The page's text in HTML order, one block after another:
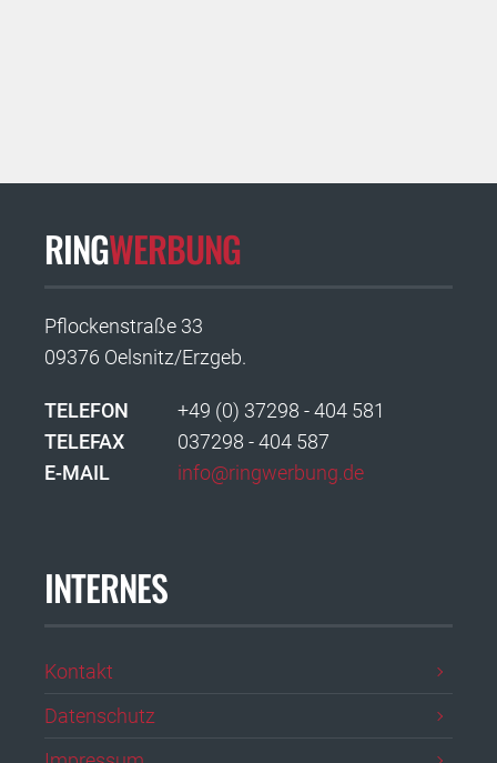
RINGWERBUNG
Pflockenstraße 33
09376 Oelsnitz/Erzgeb.
TELEFON
+49 (0) 37298 - 404 581
TELEFAX
037298 - 404 587
E-MAIL
info@ringwerbung.de
INTERNES
Kontakt
Datenschutz